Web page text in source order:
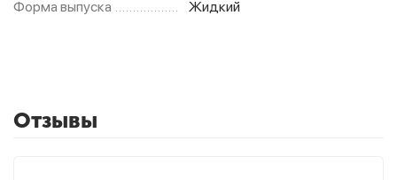
Форма выпуска Жидкий
Отзывы